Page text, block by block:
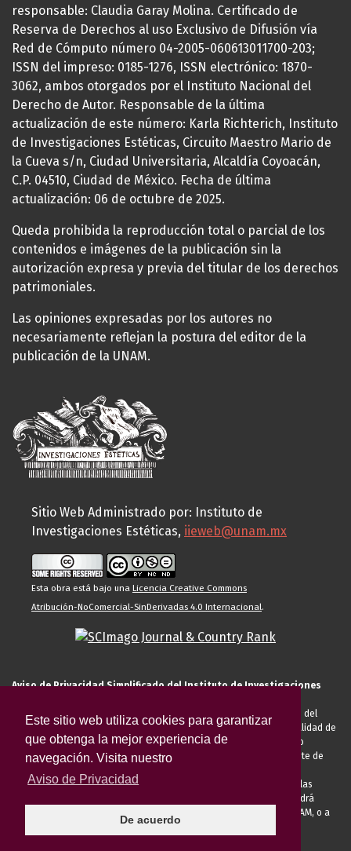
Este sitio web utiliza cookies para garantizar
que obtenga la mejor experiencia de
navegación. Visita nuestro
Aviso de Privacidad
De acuerdo
responsable: Claudia Garay Molina. Certificado de
Reserva de Derechos al uso Exclusivo de Difusión vía
Red de Cómputo número 04-2005-060613011700-203;
ISSN del impreso: 0185-1276, ISSN electrónico: 1870-
3062, ambos otorgados por el Instituto Nacional del
Derecho de Autor. Responsable de la última
actualización de este número: Karla Richterich, Instituto
de Investigaciones Estéticas, Circuito Maestro Mario de
la Cueva s/n, Ciudad Universitaria, Alcaldía Coyoacán,
C.P. 04510, Ciudad de México. Fecha de última
actualización: 06 de octubre de 2025.
Queda prohibida la reproducción total o parcial de los
contenidos e imágenes de la publicación sin la
autorización expresa y previa del titular de los derechos
patrimoniales.
Las opiniones expresadas por los autores no
necesariamente reflejan la postura del editor de la
publicación de la UNAM.
Sitio Web Administrado por: Instituto de
Investigaciones Estéticas, iieweb@unam.mx
Esta obra está bajo una Licencia Creative Commons
Atribución-NoComercial-SinDerivadas 4.0 Internacional.
Aviso de Privacidad Simplificado del Instituto de Investigaciones
El Instituto de Investigaciones Estéticas de la UNAM, es responsable del
tratamiento de sus datos personales para el registro de usted en calidad de
alumno, docente, personal de la entidad académica, conferencista o
invitado externo (nacional o extranjero), visitante, proveedor o cliente de
anteriormente descritas u otras aquellas exigidas legalmente o por las
autoridades competentes podrá transferir sus datos personales. Podrá
ejercer sus derechos ARCO en la Unidad de Transparencia de la UNAM, o a
Plataforma Nacional de Transparencia.